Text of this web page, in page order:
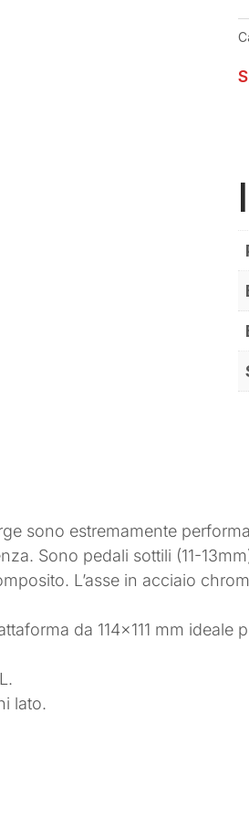
sono estremamente
Sono pedali sottili (11-
L’asse in acciaio
da 114×111 mm
lato.